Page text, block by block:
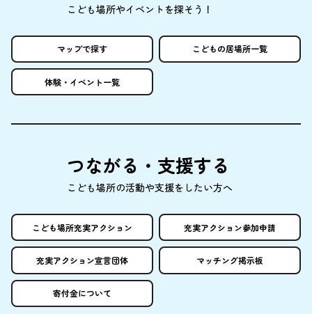
こども場所やイベントを探そう！
マップで探す こどもの居場所一覧
体験 ・イベント一覧
つながる・ 支援する
こども場所の活動や支援をしたい方へ
こども場所充実アクション 充実アクション参加申請
充実アクション宣言団体 マッチング掲示板
寄付金について